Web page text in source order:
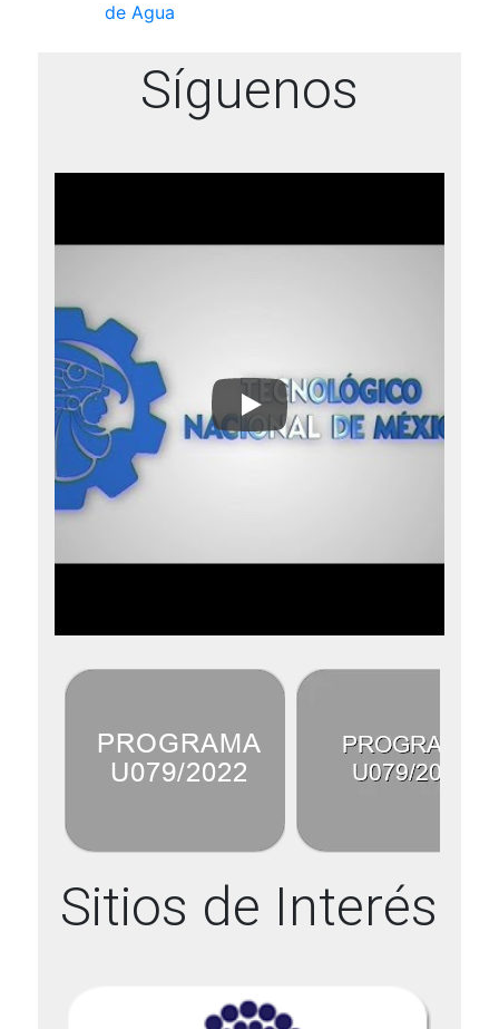
de Agua
Síguenos
Somos TecNM | Video
Sitios de Interés